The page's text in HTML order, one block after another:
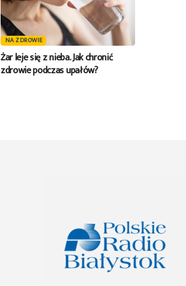
NA ZDROWIE
Żar leje się z nieba. Jak chronić
zdrowie podczas upałów?